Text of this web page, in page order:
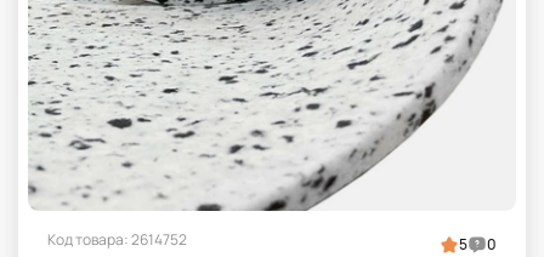
Код товара: 2614752 5 0